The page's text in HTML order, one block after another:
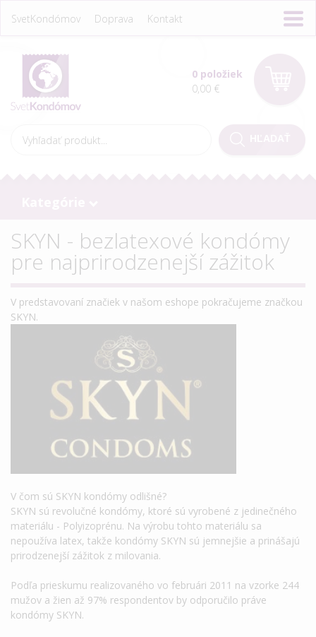
SvetKondómov Doprava Kontakt
0 položiek
0,00 €
SKYN - bezlatexové kondómy
pre najprirodzenejší zážitok
V predstavovaní značiek v našom eshope pokračujeme značkou
SKYN.
V čom sú SKYN kondómy odlišné?
SKYN sú revolučné kondómy, ktoré sú vyrobené z jedinečného
materiálu - Polyizoprénu. Na výrobu tohto materiálu sa
nepoužíva latex, takže kondómy SKYN sú jemnejšie a prinášajú
prirodzenejší zážitok z milovania.
Podľa prieskumu realizovaného vo februári 2011 na vzorke 244
mužov a žien až 97% respondentov by odporučilo práve
kondómy SKYN.